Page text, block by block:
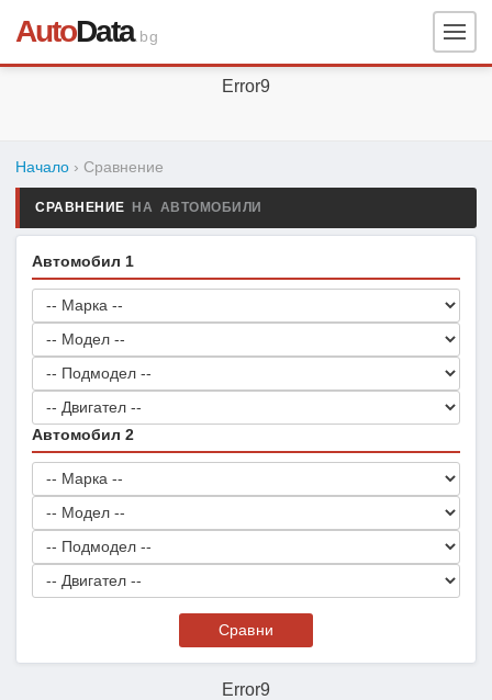
AutoData.bg
Error9
Начало › Сравнение
СРАВНЕНИЕ НА АВТОМОБИЛИ
Автомобил 1
Автомобил 2
Сравни
Error9